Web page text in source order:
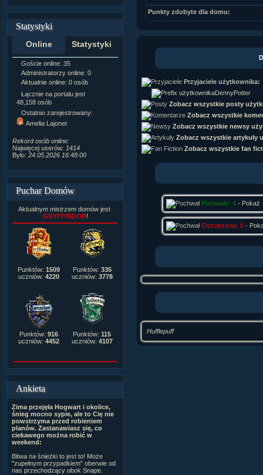
Statystyki
Online Statystyki
Goście online: 35
Administratorzy online: 0
Aktualnie online: 0 osób
Łącznie na portalu jest
48,158 osób
Ostatnio zarejestrowany:
Amelia Lajonet
Rekord osób online:
Najwięcej userów: 1414
Było: 24.05.2026 16:48:00
Napisanych artykułów:
Zdjęć w galerii:21,490
Tematów na forum: 3,921
Postów na forum: 319,637
Komentarzy do materiałów:
222,019
Rozdanych pochwał:3,327
Wlepionych ostrzeżeń:4,170
Puchar Domów
Aktualnym mistrzem domów jest
GRYFFINDOR!
Punktów: 1509
uczniów: 4220
Punktów: 335
uczniów: 3778
Punktów: 916
uczniów: 4452
Punktów: 115
uczniów: 4107
Ankieta
Zima przejęła Hogwart i okolice,
śnieg mocno sypie, ale to Cię nie
powstrzyma przed robieniem
planów. Zastanawiasz się, co
ciekawego można robić w
weekend:
Bitwa na śnieżki to jest to! Może
"zupełnym przypadkiem" oberwie od
nas przechodzący obok Snape.
Punkty zdobyte dla domu:
Przyjaciele użytkownika:
DennyPotter
Zobacz wszystkie posty
Zobacz wszystkie
Zobacz wszystkie newsy
Zobacz wszystkie artykuły
Zobacz wszystkie fan
Pochwały: 4- Pokaż
Ostrzeżenia: 0-
Hufflepuff